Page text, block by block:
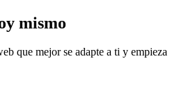
mismo
que mejor se adapte a ti y empieza